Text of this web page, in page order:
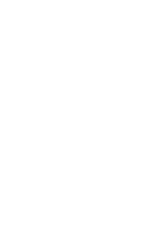
El SAS notifica
positivos en
La Junta asegura que se
pruebas de los falsos